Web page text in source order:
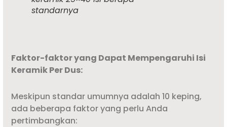
standarnya
Faktor-faktor yang Dapat Mempengaruhi Isi
Keramik Per Dus:
Meskipun standar umumnya adalah 10 keping,
ada beberapa faktor yang perlu Anda
pertimbangkan: